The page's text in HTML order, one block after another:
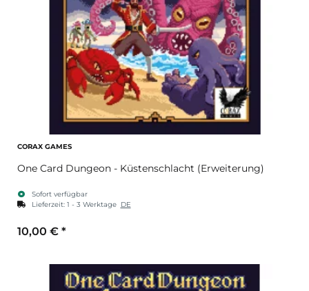
CORAX GAMES
One Card Dungeon - Küstenschlacht (Erweiterung)
Sofort verfügbar
Lieferzeit: 1 - 3 Werktage DE
10,00 € *